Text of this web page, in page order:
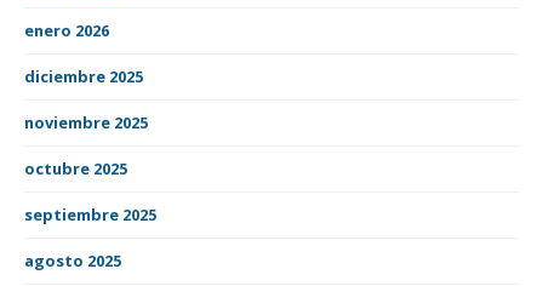
enero 2026
diciembre 2025
noviembre 2025
octubre 2025
septiembre 2025
agosto 2025